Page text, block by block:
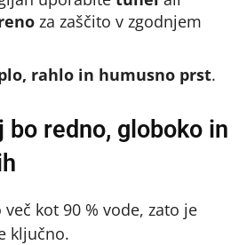
za zaščito v zgodnjem
rahlo in humusno prst.
bo redno, globoko in
kot 90 % vode, zato je
ključno.